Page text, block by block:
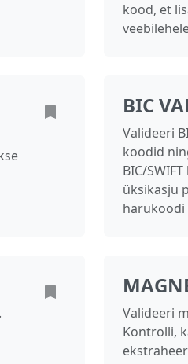
kood, et
BIC
Valideeri
koodid
BIC/
üksikasju
harukoodi
Valideeri
Kontrolli,